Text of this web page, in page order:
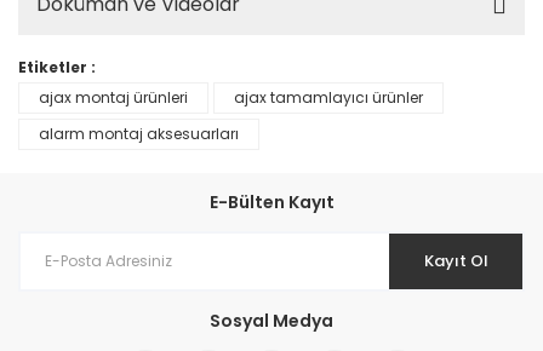
Etiketler :
ajax montaj ürünleri
ajax tamamlayıcı ürünler
alarm montaj aksesuarları
E-Bülten Kayıt
Kayıt Ol
Sosyal Medya